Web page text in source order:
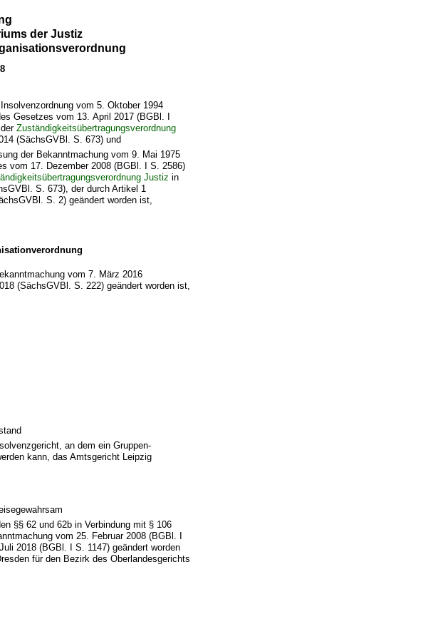
der Justiz
vom 5. Oktober 1994
Gesetzes vom 13. April 2017 (BGBl. I
Zuständigkeitsübertragungsverordnung
(SächsGVBl. S. 673) und
der Bekanntmachung vom 9. Mai 1975
vom 17. Dezember 2008 (BGBl. I S. 2586)
Justiz in
S. 673), der durch Artikel 1
S. 2) geändert worden ist,
vom 7. März 2016
(SächsGVBl. S. 222) geändert worden ist,
an dem ein Gruppen-
kann, das Amtsgericht Leipzig
§§ 62 und 62b in Verbindung mit § 106
vom 25. Februar 2008 (BGBl. I
2018 (BGBl. I S. 1147) geändert worden
für den Bezirk des Oberlandesgerichts